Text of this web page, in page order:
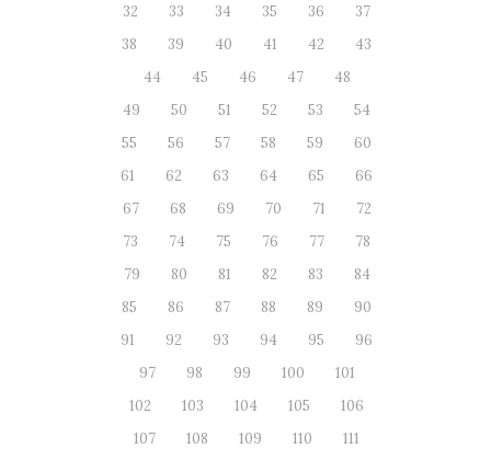
32 33 34 35 36
37
38
39 40 41 42
43
44
45 46 47
48
49
50 51 52 53
54
55
56 57 58 59
60
61
62 63 64 65
66
67
68 69 70 71
72
73
74 75 76 77
78
79
80 81 82 83
84
85
86 87 88 89
90
91
92 93 94 95
96
97
98 99 100
101
102
103 104 105
106
107
108 109 110
111